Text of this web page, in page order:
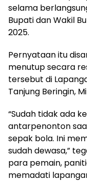
selama
Bupati dan Wakil
2025.
Pernyataan itu
menutup secara
tersebut di
Tanjung Beringin,
“Sudah tidak ada
antarpenonton
sepak bola. Ini
sudah dewasa,”
para pemain,
memadati